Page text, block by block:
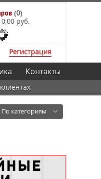
(0)
0,00 руб.
Регистрация
Контакты
По категориям